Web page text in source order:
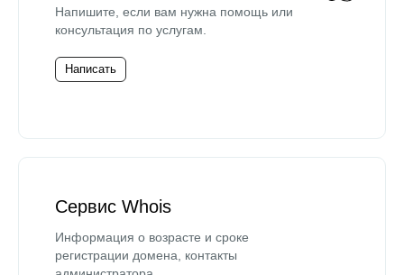
Напишите, если вам нужна помощь или
консультация по услугам.
Написать
Сервис Whois
Информация о возрасте и сроке
регистрации домена, контакты